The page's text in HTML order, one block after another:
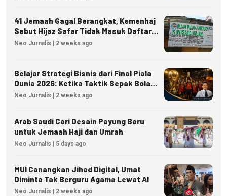
41 Jemaah Gagal Berangkat, Kemenhaj
Sebut Hijaz Safar Tidak Masuk Daftar
Resmi PPIU
Neo Jurnalis | 2 weeks ago
Belajar Strategi Bisnis dari Final Piala
Dunia 2026: Ketika Taktik Sepak Bola
Menjadi Inspirasi Kesuksesan Bisnis
Neo Jurnalis | 2 weeks ago
Arab Saudi Cari Desain Payung Baru
untuk Jemaah Haji dan Umrah
Neo Jurnalis | 5 days ago
MUI Canangkan Jihad Digital, Umat
Diminta Tak Berguru Agama Lewat AI
Neo Jurnalis | 2 weeks ago